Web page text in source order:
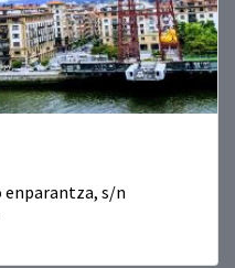
enparantza, s/n